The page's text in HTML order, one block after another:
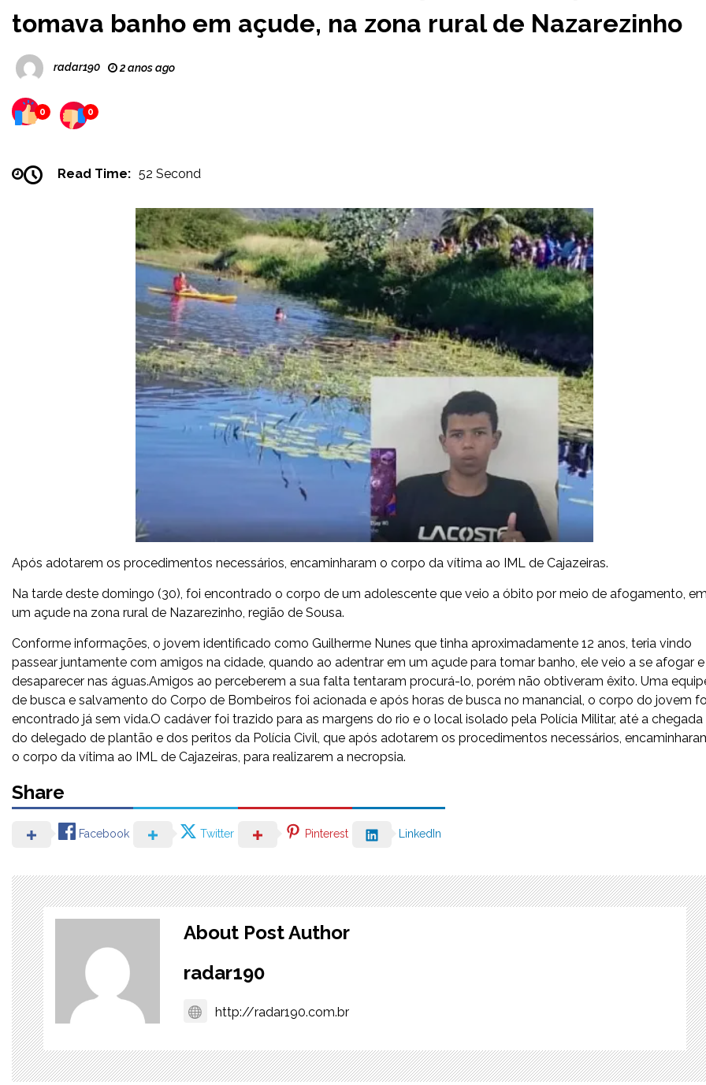
tomava banho em açude, na zona rural de Nazarezinho
radar190 2 anos ago
0 0
Read Time: 52 Second
Após adotarem os procedimentos necessários, encaminharam o corpo da vítima ao IML de Cajazeiras.
Na tarde deste domingo (30), foi encontrado o corpo de um adolescente que veio a óbito por meio de afogamento,
um açude na zona rural de Nazarezinho, região de Sousa.
Conforme informações, o jovem identificado como Guilherme Nunes que tinha aproximadamente 12 anos, teria vindo
passear juntamente com amigos na cidade, quando ao adentrar em um açude para tomar banho, ele veio a se afogar e
desaparecer nas águas.Amigos ao perceberem a sua falta tentaram procurá-lo, porém não obtiveram êxito. Uma
de busca e salvamento do Corpo de Bombeiros foi acionada e após horas de busca no manancial, o corpo do jovem
encontrado já sem vida.O cadáver foi trazido para as margens do rio e o local isolado pela Polícia Militar, até a chegada
do delegado de plantão e dos peritos da Polícia Civil, que após adotarem os procedimentos necessários,
o corpo da vítima ao IML de Cajazeiras, para realizarem a necropsia.
Share
Facebook Twitter Pinterest LinkedIn
About Post Author
radar190
http://radar190.com.br